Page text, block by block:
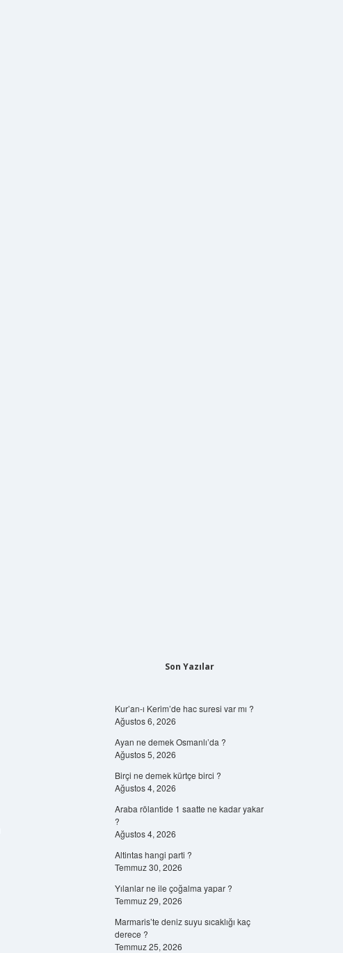
Son Yazılar
Kur’an-ı Kerim’de hac suresi var mı ?
Ağustos 6, 2026
Ayan ne demek Osmanlı’da ?
Ağustos 5, 2026
Birçi ne demek kürtçe birci ?
Ağustos 4, 2026
Araba rölantide 1 saatte ne kadar yakar
?
Ağustos 4, 2026
Altintas hangi parti ?
Temmuz 30, 2026
Yılanlar ne ile çoğalma yapar ?
Temmuz 29, 2026
Marmaris’te deniz suyu sıcaklığı kaç
derece ?
Temmuz 25, 2026